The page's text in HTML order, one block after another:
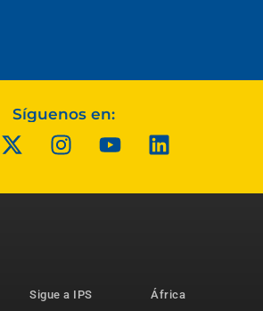
Síguenos en:
Sigue a IPS
África